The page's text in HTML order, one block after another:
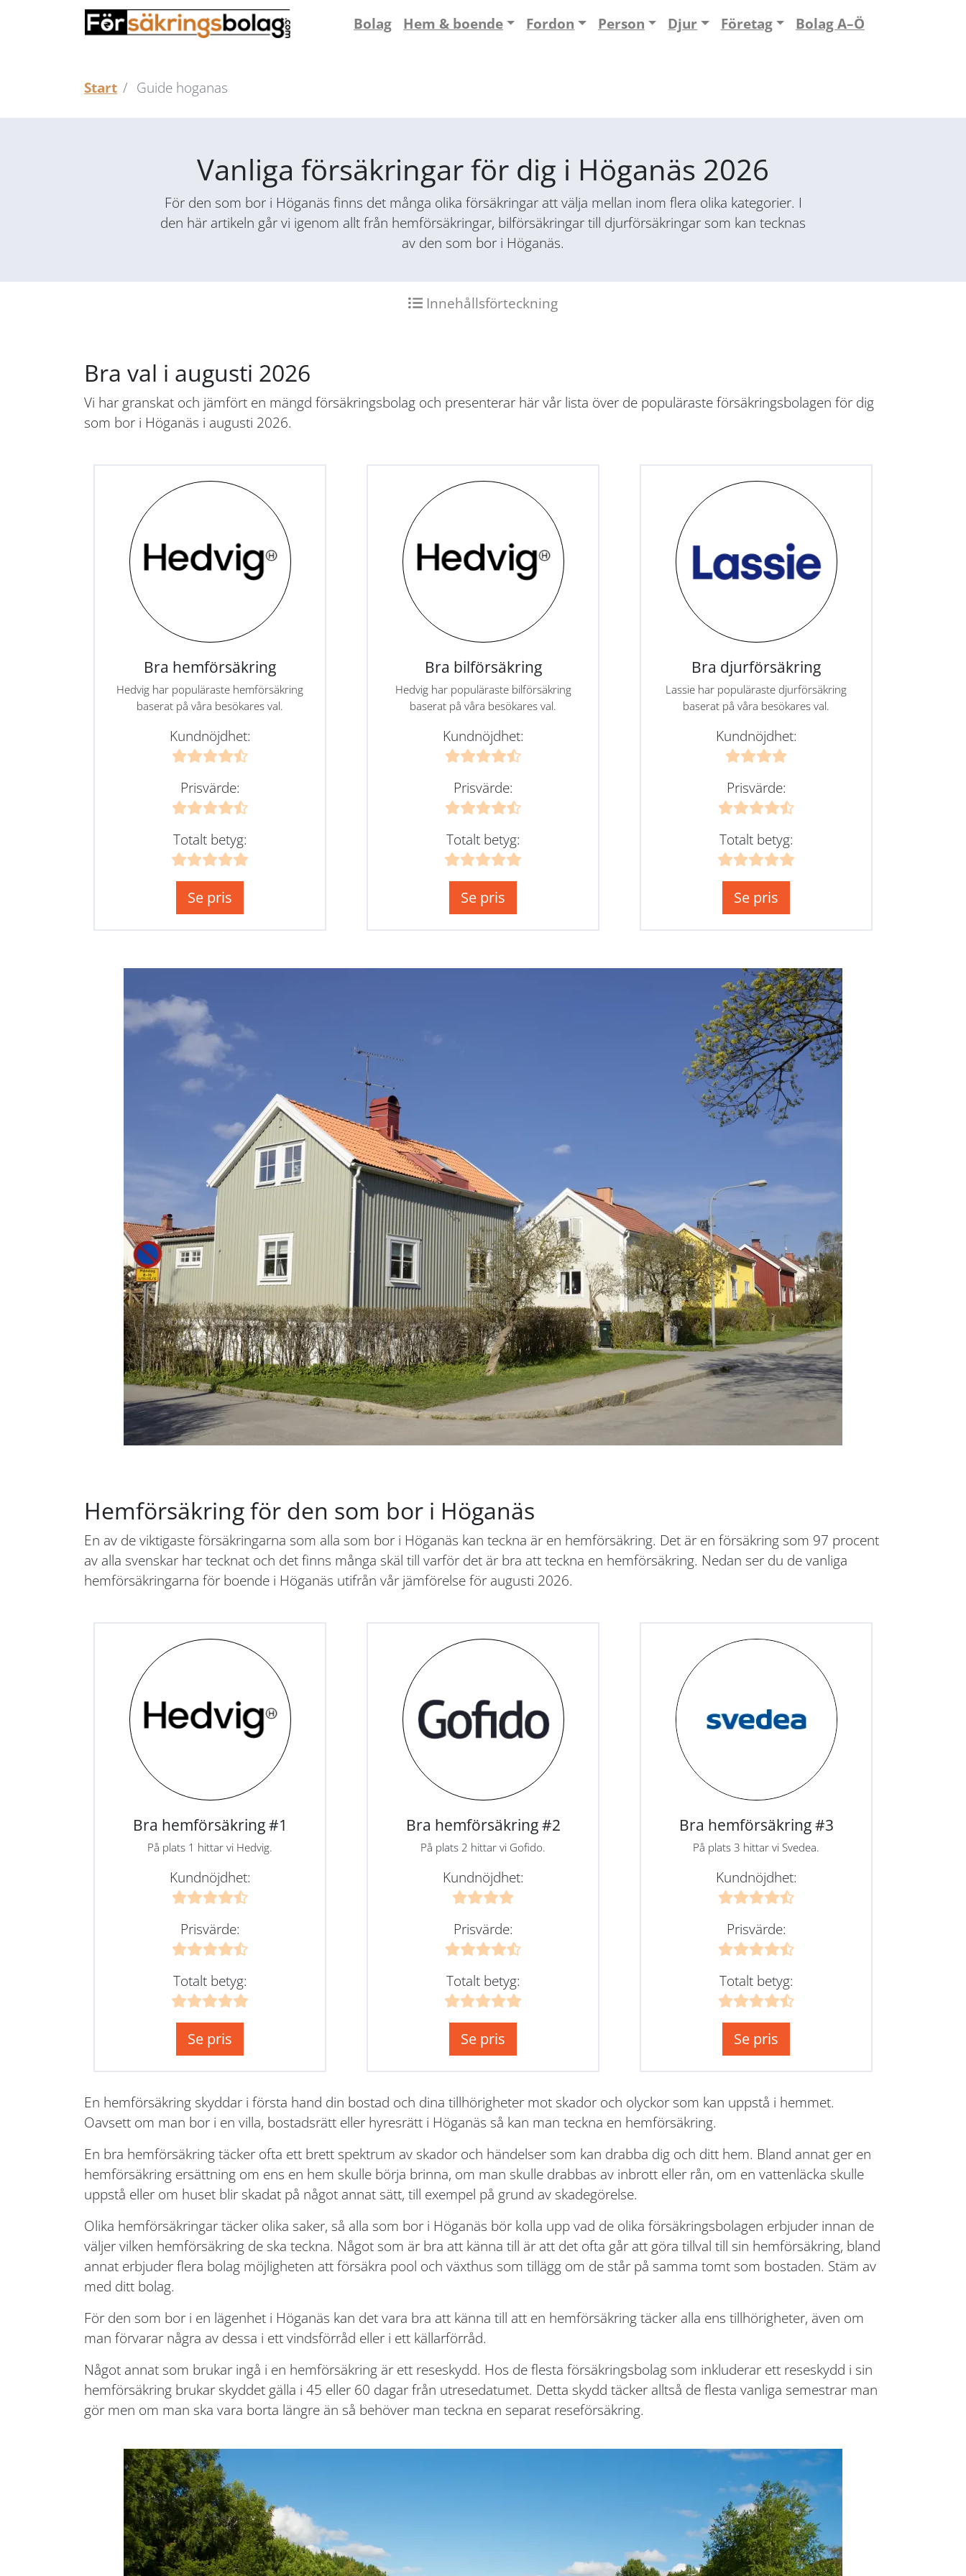
Bolag Hem & boende Fordon Person Djur Företag Bolag A–Ö
Start Guide hoganas
Vanliga försäkringar för dig i Höganäs 2026
För den som bor i Höganäs finns det många olika försäkringar att välja mellan inom flera olika kategorier. I
den här artikeln går vi igenom allt från hemförsäkringar, bilförsäkringar till djurförsäkringar som kan tecknas
av den som bor i Höganäs.
Innehållsförteckning
Bra val i augusti 2026
Vi har granskat och jämfört en mängd försäkringsbolag och presenterar här vår lista över de populäraste försäkringsbolagen för dig
som bor i Höganäs i augusti 2026.
Bra hemförsäkring
Hedvig har populäraste hemförsäkring
baserat på våra besökares val.
Kundnöjdhet:
Prisvärde:
Totalt betyg:
Se pris
Bra bilförsäkring
Hedvig har populäraste bilförsäkring
baserat på våra besökares val.
Kundnöjdhet:
Prisvärde:
Totalt betyg:
Se pris
Bra djurförsäkring
Lassie har populäraste djurförsäkring
baserat på våra besökares val.
Kundnöjdhet:
Prisvärde:
Totalt betyg:
Se pris
Hemförsäkring för den som bor i Höganäs
En av de viktigaste försäkringarna som alla som bor i Höganäs kan teckna är en hemförsäkring. Det är en försäkring som 97 procent
av alla svenskar har tecknat och det finns många skäl till varför det är bra att teckna en hemförsäkring. Nedan ser du de vanliga
hemförsäkringarna för boende i Höganäs utifrån vår jämförelse för augusti 2026.
Bra hemförsäkring #1
På plats 1 hittar vi Hedvig.
Kundnöjdhet:
Prisvärde:
Totalt betyg:
Se pris
Bra hemförsäkring #2
På plats 2 hittar vi Gofido.
Kundnöjdhet:
Prisvärde:
Totalt betyg:
Se pris
Bra hemförsäkring #3
På plats 3 hittar vi Svedea.
Kundnöjdhet:
Prisvärde:
Totalt betyg:
Se pris
En hemförsäkring skyddar i första hand din bostad och dina tillhörigheter mot skador och olyckor som kan uppstå i hemmet.
Oavsett om man bor i en villa, bostadsrätt eller hyresrätt i Höganäs så kan man teckna en hemförsäkring.
En bra hemförsäkring täcker ofta ett brett spektrum av skador och händelser som kan drabba dig och ditt hem. Bland annat ger en
hemförsäkring ersättning om ens en hem skulle börja brinna, om man skulle drabbas av inbrott eller rån, om en vattenläcka skulle
uppstå eller om huset blir skadat på något annat sätt, till exempel på grund av skadegörelse.
Olika hemförsäkringar täcker olika saker, så alla som bor i Höganäs bör kolla upp vad de olika försäkringsbolagen erbjuder innan de
väljer vilken hemförsäkring de ska teckna. Något som är bra att känna till är att det ofta går att göra tillval till sin hemförsäkring, bland
annat erbjuder flera bolag möjligheten att försäkra pool och växthus som tillägg om de står på samma tomt som bostaden. Stäm av
med ditt bolag.
För den som bor i en lägenhet i Höganäs kan det vara bra att känna till att en hemförsäkring täcker alla ens tillhörigheter, även om
man förvarar några av dessa i ett vindsförråd eller i ett källarförråd.
Något annat som brukar ingå i en hemförsäkring är ett reseskydd. Hos de flesta försäkringsbolag som inkluderar ett reseskydd i sin
hemförsäkring brukar skyddet gälla i 45 eller 60 dagar från utresedatumet. Detta skydd täcker alltså de flesta vanliga semestrar man
gör men om man ska vara borta längre än så behöver man teckna en separat reseförsäkring.